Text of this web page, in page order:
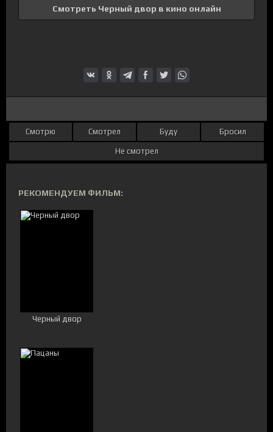
Смотреть Черный двор в кино онлайн
Смотрю Смотрел Буду Бросил
Не смотрел
РЕКОМЕНДУЕМ ФИЛЬМ:
Черный двор